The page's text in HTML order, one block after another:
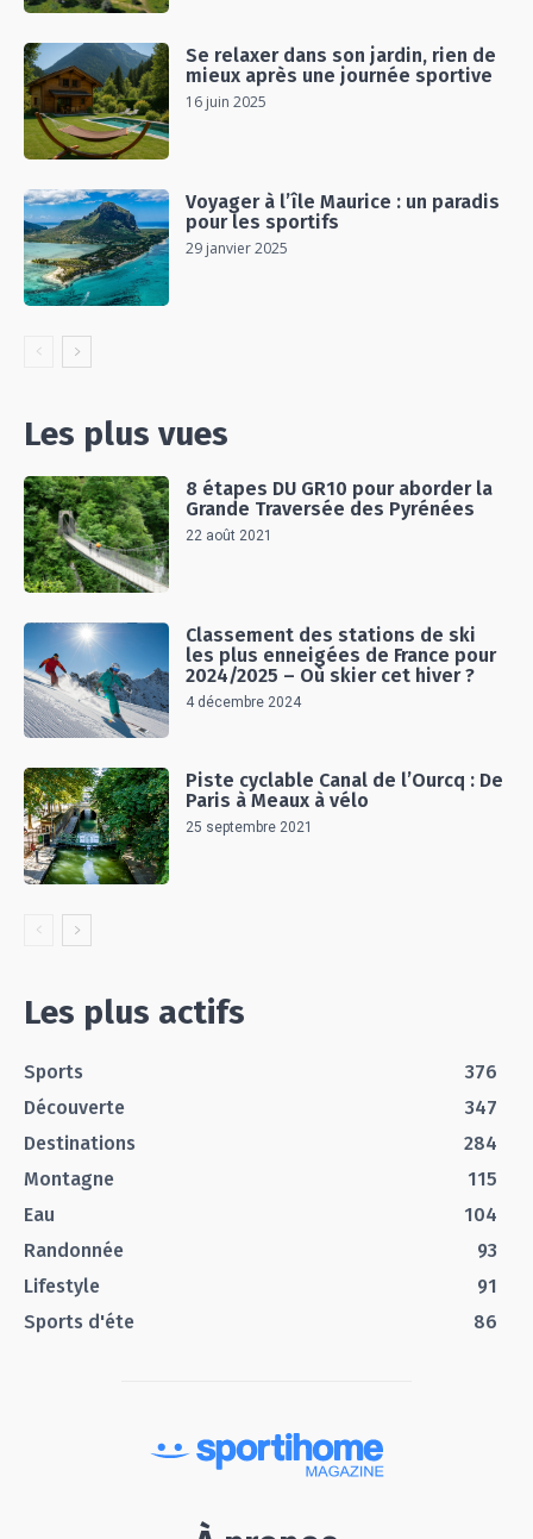
Se relaxer dans son jardin, rien de
mieux après une journée sportive
16 juin 2025
Voyager à l’île Maurice : un paradis
pour les sportifs
29 janvier 2025
Les plus vues
8 étapes DU GR10 pour aborder la
Grande Traversée des Pyrénées
22 août 2021
Classement des stations de ski
les plus enneigées de France pour
2024/2025 – Où skier cet hiver ?
4 décembre 2024
Piste cyclable Canal de l’Ourcq : De
Paris à Meaux à vélo
25 septembre 2021
Les plus actifs
Sports
376
Découverte
347
Destinations
284
Montagne
115
Eau
104
Randonnée
93
Lifestyle
91
Sports d'éte
86